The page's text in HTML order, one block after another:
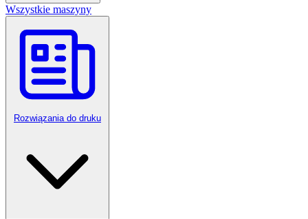
Wszystkie maszyny
Rozwiązania do druku